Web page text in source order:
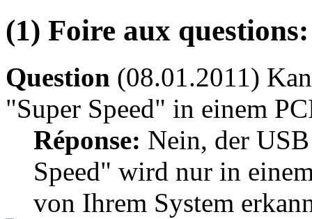
(1) Foire aux questions:
Question (08.01.2011)
"Super Speed" in einem
Réponse: Nein, der
Speed" wird nur in
von Ihrem System